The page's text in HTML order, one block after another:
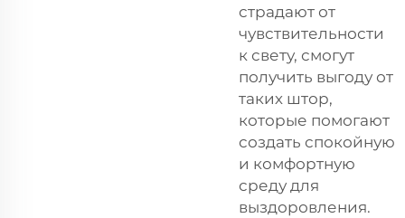
страдают от
чувствительности
к свету, смогут
получить выгоду от
таких штор,
которые помогают
создать спокойную
и комфортную
среду для
выздоровления.